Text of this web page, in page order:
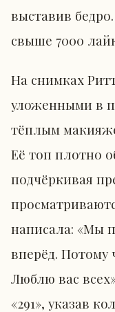
выставив
свыше 7000
На снимках
уложенными в
тёплым
Её топ плотно
подчёркивая
написала: «Мы
вперёд. Потому
Люблю вас
«291», указав